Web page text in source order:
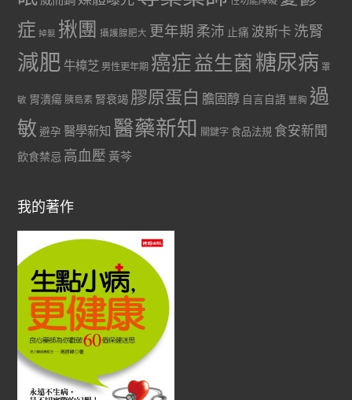
症 掉髮 揪團 攝護腺肥大 更年期 柔沛 止痛 波斯卡 洗腎
減肥 牛樟芝 男性更年期 癌症益生菌 糖尿病 罩
敏 胃潰瘍 胰島素 腎衰竭 膠原蛋白 膽固醇 自言自語 豐胸 過
敏 避孕 醫學新知 醫藥新知 關鍵字 食品法規 食安新聞
飲食禁忌 高血壓 黃芩
我的著作